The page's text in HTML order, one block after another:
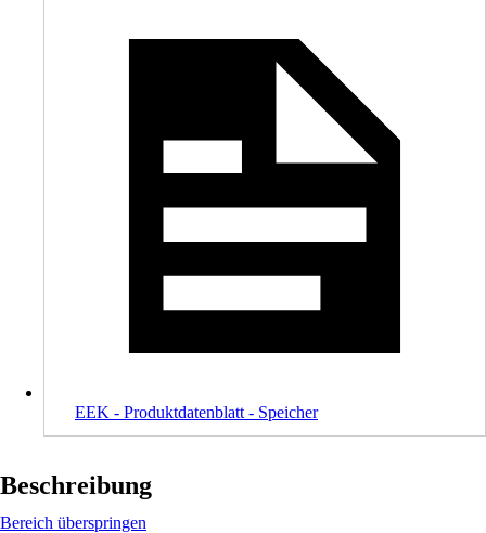
EEK - Produktdatenblatt - Speicher
Beschreibung
Bereich überspringen